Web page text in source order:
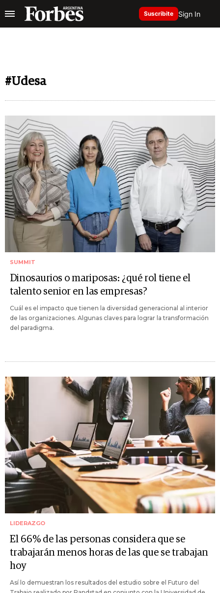
Suscribite Sign In
#Udesa
SUMMIT
Dinosaurios o mariposas: ¿qué rol tiene el
talento senior en las empresas?
Cuál es el impacto que tienen la diversidad generacional al interior
de las organizaciones. Algunas claves para lograr la transformación
del paradigma.
LIDERAZGO
El 66% de las personas considera que se
trabajarán menos horas de las que se trabajan
hoy
Así lo demuestran los resultados del estudio sobre el Futuro del